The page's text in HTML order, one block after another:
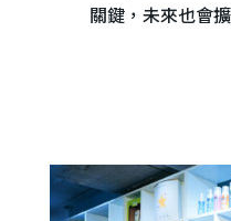
關鍵，未來也會